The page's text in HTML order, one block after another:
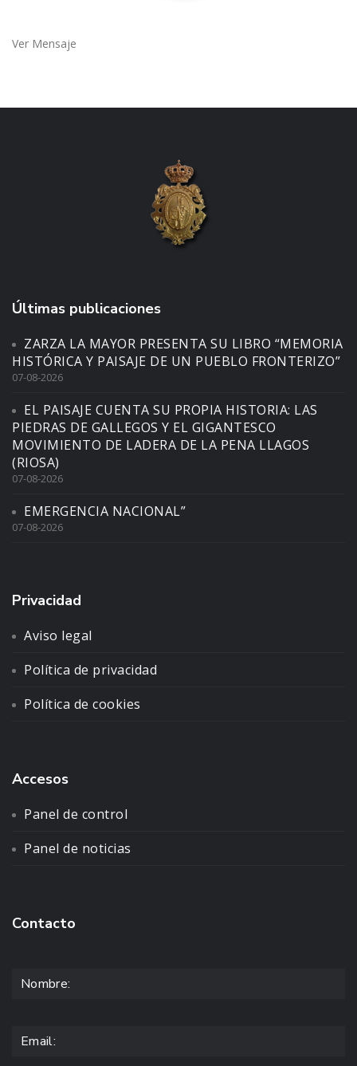
Ver Mensaje
Últimas publicaciones
ZARZA LA MAYOR PRESENTA SU LIBRO “MEMORIA
HISTÓRICA Y PAISAJE DE UN PUEBLO FRONTERIZO”
07-08-2026
EL PAISAJE CUENTA SU PROPIA HISTORIA: LAS
PIEDRAS DE GALLEGOS Y EL GIGANTESCO
MOVIMIENTO DE LADERA DE LA PENA LLAGOS
(RIOSA)
07-08-2026
EMERGENCIA NACIONAL”
07-08-2026
Privacidad
Aviso legal
Política de privacidad
Política de cookies
Accesos
Panel de control
Panel de noticias
Contacto